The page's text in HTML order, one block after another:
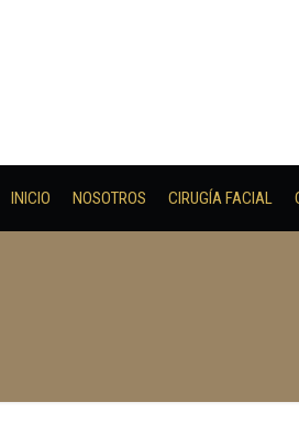
INICIO NOSOTROS CIRUGÍA FACIAL